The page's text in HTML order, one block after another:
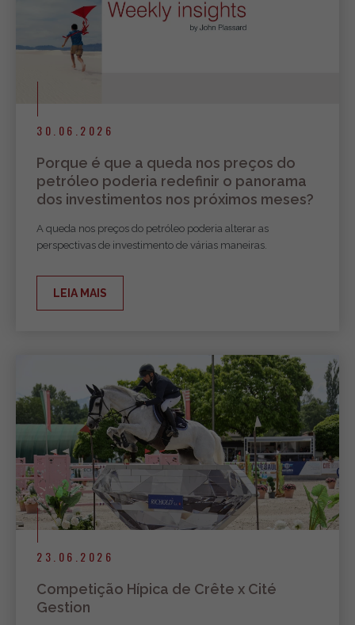
30.06.2026
Porque é que a queda nos preços do
petróleo poderia redefinir o panorama
dos investimentos nos próximos meses?
A queda nos preços do petróleo poderia alterar as
perspectivas de investimento de várias maneiras.
LEIA MAIS
23.06.2026
Competição Hípica de Crête x Cité
Gestion